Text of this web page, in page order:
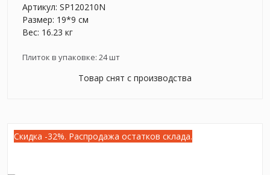
Артикул: SP120210N
Размер: 19*9 см
Вес: 16.23 кг
Плиток в упаковке: 24шт
Товар снят с производства
Скидка -32%. Распродажа остатков склада.